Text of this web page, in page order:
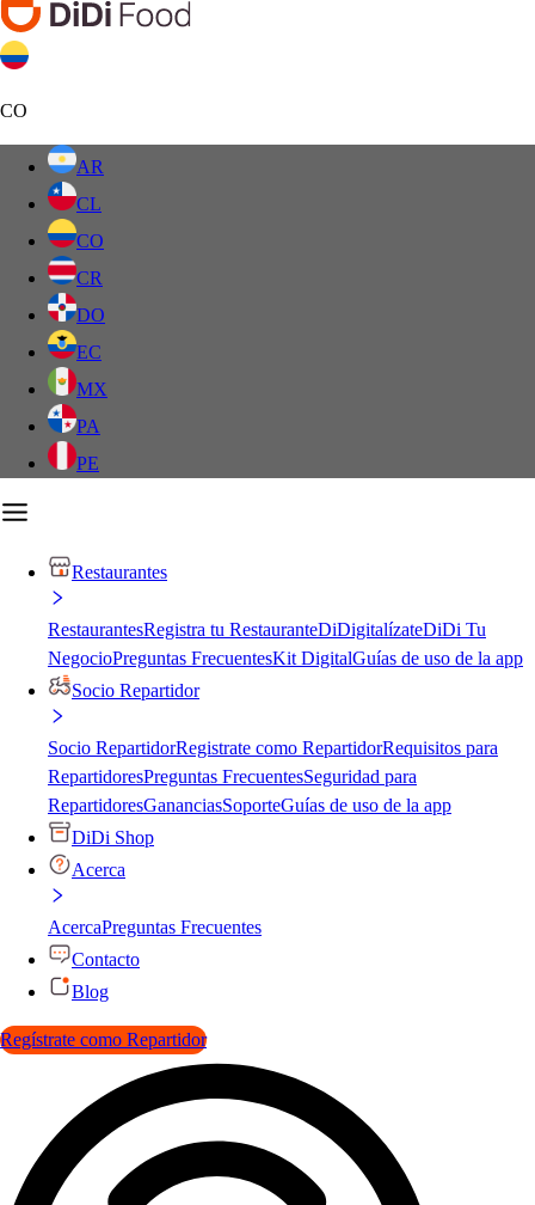
CO
AR
CL
CO
CR
DO
EC
MX
PA
PE
Restaurantes
RestaurantesRegistra tu RestauranteDiDigitalízateDiDi Tu
NegocioPreguntas FrecuentesKit DigitalGuías de uso de la app
Socio Repartidor
Socio RepartidorRegistrate como RepartidorRequisitos para
RepartidoresPreguntas FrecuentesSeguridad para
RepartidoresGananciasSoporteGuías de uso de la app
DiDi Shop
Acerca
AcercaPreguntas Frecuentes
Contacto
Blog
Regístrate como Repartidor